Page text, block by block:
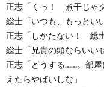
正志「くっ！ 煮干じゃ
総士「いつも、もっとい
正志「しかたない！ 総
総士「兄貴の頭ならいい
正志「どうする……。部
えたらやばいしな」